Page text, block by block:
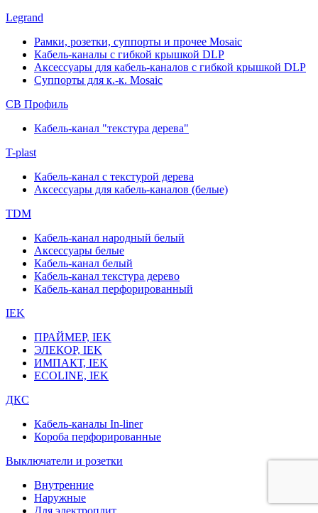
Legrand
Рамки, розетки, суппорты и прочее Mosaic
Кабель-каналы с гибкой крышкой DLP
Аксессуары для кабель-каналов с гибкой крышкой DLP
Суппорты для к.-к. Mosaic
СВ Профиль
Кабель-канал "текстура дерева"
T-plast
Кабель-канал с текстурой дерева
Аксессуары для кабель-каналов (белые)
TDM
Кабель-канал народный белый
Аксессуары белые
Кабель-канал белый
Кабель-канал текстура дерево
Кабель-канал перфорированный
IEK
ПРАЙМЕР, IEK
ЭЛЕКОР, IEK
ИМПАКТ, IEK
ECOLINE, IEK
ДКС
Кабель-каналы In-liner
Короба перфорированные
Выключатели и розетки
Внутренние
Наружные
Для электроплит